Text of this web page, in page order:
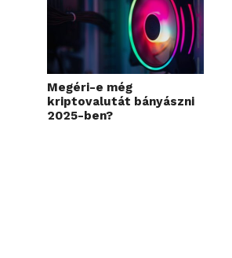
Megéri-e még
kriptovalutát bányászni
2025-ben?